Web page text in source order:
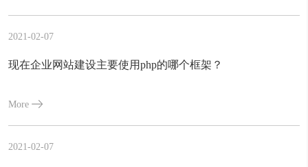
2021-02-07
现在企业网站建设主要使用php的哪个框架？
More
2021-02-07